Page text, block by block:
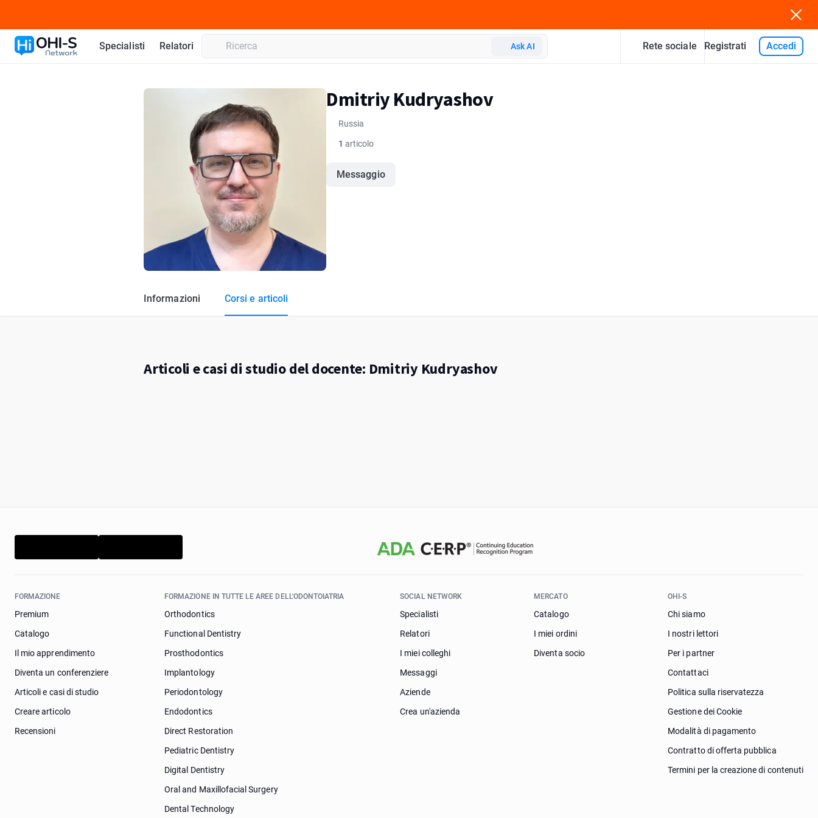
Specialisti Relatori Ask AI Rete sociale Registrati Accedi
Dmitriy Kudryashov
Russia
1 articolo
Messaggio
Informazioni Corsi e articoli
Articoli e casi di studio del docente: Dmitriy Kudryashov
FORMAZIONE
Premium
Catalogo
Il mio apprendimento
Diventa un conferenziere
Articoli e casi di studio
Creare articolo
Recensioni
FORMAZIONE IN TUTTE LE AREE DELL'ODONTOIATRIA
Orthodontics
Functional Dentistry
Prosthodontics
Implantology
Periodontology
Endodontics
Direct Restoration
Pediatric Dentistry
Digital Dentistry
Oral and Maxillofacial Surgery
Dental Technology
SOCIAL NETWORK
Specialisti
Relatori
I miei colleghi
Messaggi
Aziende
Crea un'azienda
MERCATO
Catalogo
I miei ordini
Diventa socio
OHI-S
Chi siamo
I nostri lettori
Per i partner
Contattaci
Politica sulla riservatezza
Gestione dei Cookie
Modalità di pagamento
Contratto di offerta pubblica
Termini per la creazione di contenuti